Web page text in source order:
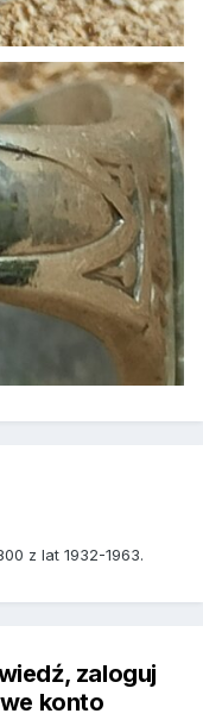
z lat 1932-1963.
zaloguj
konto